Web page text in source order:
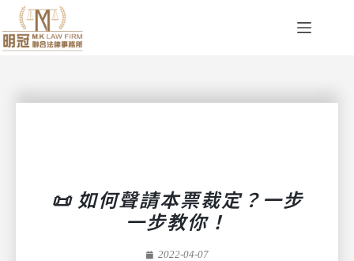
📜 如何聲請本票裁定？一步
一步教你！
2022-04-07